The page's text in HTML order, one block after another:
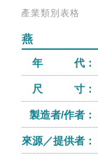
產業類別表格
燕
年 代：
尺 寸：
製造者/作者：
來源／提供者：